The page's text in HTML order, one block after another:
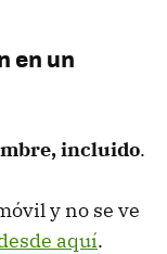
en un
incluido.
y no se ve
aquí.